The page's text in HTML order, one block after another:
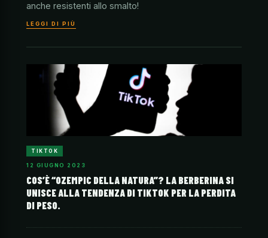
anche resistenti allo smalto!
LEGGI DI PIÙ
TIKTOK
12 GIUGNO 2023
COS’È “OZEMPIC DELLA NATURA”? LA BERBERINA SI
UNISCE ALLA TENDENZA DI TIKTOK PER LA PERDITA
DI PESO.